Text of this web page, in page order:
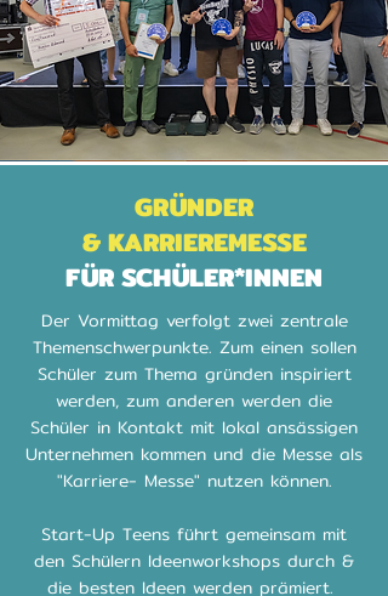
GRÜNDER
&KARRIEREMESSE
FÜR SCHÜLER*INNEN
Der Vormittag verfolgt zwei zentrale
Themenschwerpunkte. Zum einen sollen
Schüler zum Thema gründen inspiriert
werden, zum anderen werden die
Schüler in Kontakt mit lokal ansässigen
Unternehmen kommen und die Messe als
"Karriere- Messe" nutzen können.
Start-Up Teens führt gemeinsam mit
den Schülern Ideenworkshops durch &
die besten Ideen werden prämiert.